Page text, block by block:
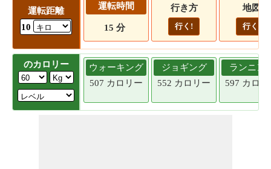
運転距離
10
運転時間
15 分
行き方
行く!
地図
行く!
のカロリー
ウォーキング
507 カロリー
ジョギング
552 カロリー
ランニン
597 カロリ